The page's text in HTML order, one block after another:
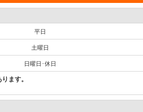
平日
土曜日
日曜日･休日
ます。